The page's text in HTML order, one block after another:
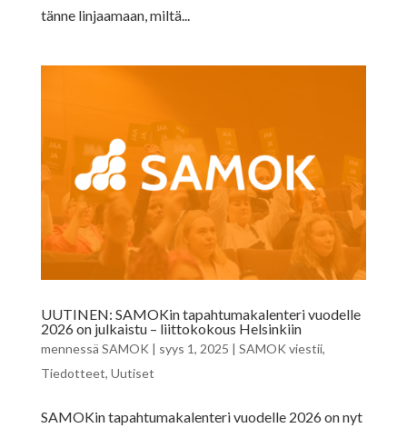
tänne linjaamaan, miltä...
UUTINEN: SAMOKin tapahtumakalenteri vuodelle
2026 on julkaistu – liittokokous Helsinkiin
mennessä SAMOK | syys 1, 2025 | SAMOK viestii,
Tiedotteet, Uutiset
SAMOKin tapahtumakalenteri vuodelle 2026 on nyt